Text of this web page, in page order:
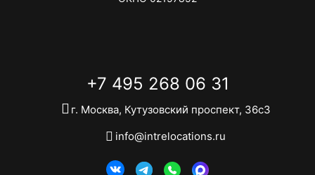
+7 495 268 06 31
г. Москва, Кутузовский проспект, 36с3
info@intrelocations.ru